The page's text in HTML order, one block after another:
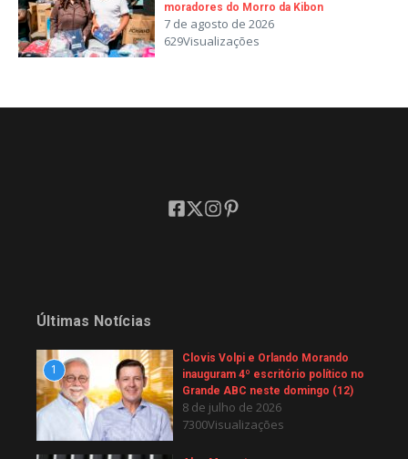
moradores do Morro da Kibon
7 de agosto de 2026
629Visualizações
Últimas Notícias
1
Clovis Volpi e Orlando Morando
inauguram 4º escritório político no
Grande ABC neste domingo (12)
8 de julho de 2026
7300Visualizações